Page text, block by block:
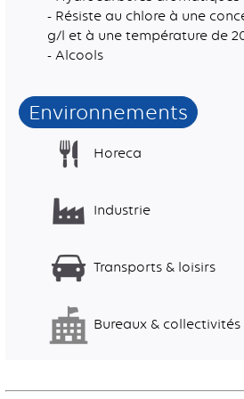
- Résiste au chlore à une
g/l et à une température de
- Alcools
Environnements
Horeca
Industrie
Transports & loisirs
Bureaux & collectivités